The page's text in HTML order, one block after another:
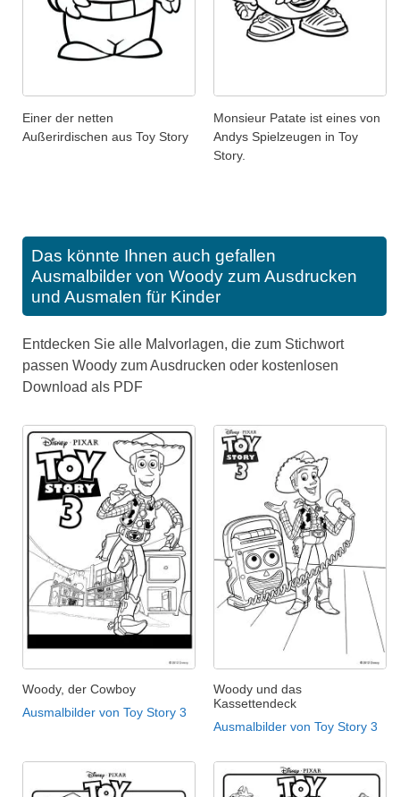
Einer der netten
Außerirdischen aus Toy Story
Monsieur Patate ist eines von
Andys Spielzeugen in Toy
Story.
Das könnte Ihnen auch gefallen
Ausmalbilder von Woody zum Ausdrucken
und Ausmalen für Kinder
Entdecken Sie alle Malvorlagen, die zum Stichwort
passen Woody zum Ausdrucken oder kostenlosen
Download als PDF
Woody, der Cowboy
Ausmalbilder von Toy Story 3
Woody und das
Kassettendeck
Ausmalbilder von Toy Story 3